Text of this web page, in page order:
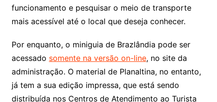
funcionamento e pesquisar o meio de transporte
mais acessível até o local que deseja conhecer.
Por enquanto, o miniguia de Brazlândia pode ser
acessado somente na versão on-line, no site da
administração. O material de Planaltina, no entanto,
já tem a sua edição impressa, que está sendo
distribuída nos Centros de Atendimento ao Turista